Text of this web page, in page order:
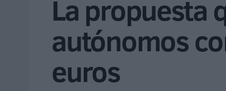
La propuesta
autónomos
euros